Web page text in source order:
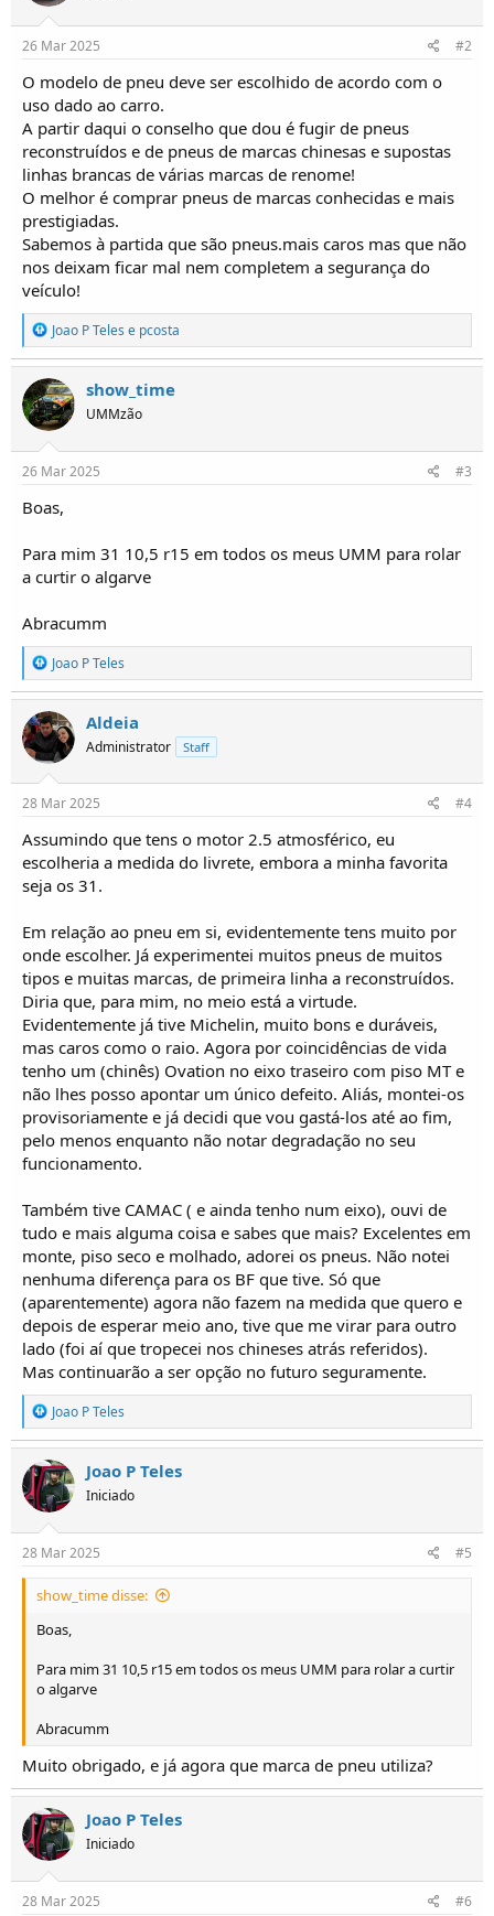
26 Mar 2025 #2
O modelo de pneu deve ser escolhido de acordo com o
uso dado ao carro.
A partir daqui o conselho que dou é fugir de pneus
reconstruídos e de pneus de marcas chinesas e supostas
linhas brancas de várias marcas de renome!
O melhor é comprar pneus de marcas conhecidas e mais
prestigiadas.
Sabemos à partida que são pneus.mais caros mas que não
nos deixam ficar mal nem completem a segurança do
veículo!
R
e
a
ç
õ
e
s
:
Joao P Teles e pcosta
show_time
UMMzão
26 Mar 2025 #3
Boas,
Para mim 31 10,5 r15 em todos os meus UMM para rolar
a curtir o algarve
Abracumm
R
e
a
ç
õ
e
s
:
Joao P Teles
Aldeia
Administrator Staff
28 Mar 2025 #4
Assumindo que tens o motor 2.5 atmosférico, eu
escolheria a medida do livrete, embora a minha favorita
seja os 31.
Em relação ao pneu em si, evidentemente tens muito por
onde escolher. Já experimentei muitos pneus de muitos
tipos e muitas marcas, de primeira linha a reconstruídos.
Diria que, para mim, no meio está a virtude.
Evidentemente já tive Michelin, muito bons e duráveis,
mas caros como o raio. Agora por coincidências de vida
tenho um (chinês) Ovation no eixo traseiro com piso MT e
não lhes posso apontar um único defeito. Aliás, montei-os
provisoriamente e já decidi que vou gastá-los até ao fim,
pelo menos enquanto não notar degradação no seu
funcionamento.
Também tive CAMAC ( e ainda tenho num eixo), ouvi de
tudo e mais alguma coisa e sabes que mais? Excelentes em
monte, piso seco e molhado, adorei os pneus. Não notei
nenhuma diferença para os BF que tive. Só que
(aparentemente) agora não fazem na medida que quero e
depois de esperar meio ano, tive que me virar para outro
lado (foi aí que tropecei nos chineses atrás referidos).
Mas continuarão a ser opção no futuro seguramente.
R
e
a
ç
õ
e
s
:
Joao P Teles
Joao P Teles
Iniciado
28 Mar 2025 #5
show_time disse:
Boas,
Para mim 31 10,5 r15 em todos os meus UMM para rolar a curtir
o algarve
Abracumm
Muito obrigado, e já agora que marca de pneu utiliza?
Joao P Teles
Iniciado
28 Mar 2025 #6